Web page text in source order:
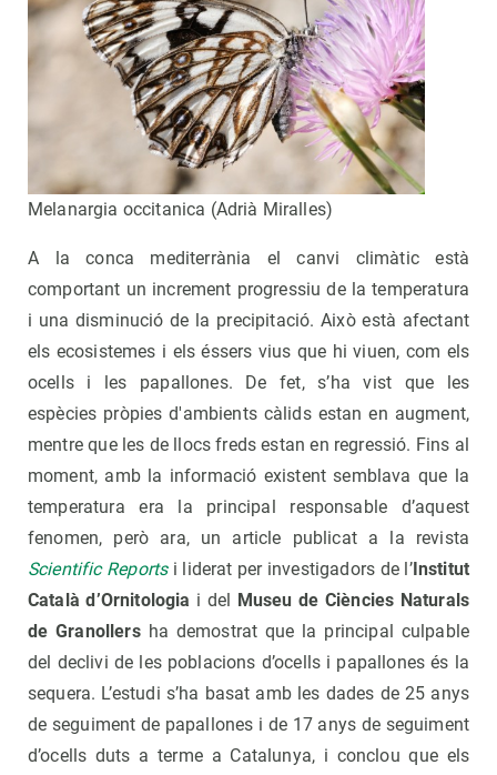
Melanargia occitanica (Adrià Miralles)
A la conca mediterrània el canvi climàtic està
comportant un increment progressiu de la temperatura
i una disminució de la precipitació. Això està afectant
els ecosistemes i els éssers vius que hi viuen, com els
ocells i les papallones. De fet, s’ha vist que les
espècies pròpies d'ambients càlids estan en augment,
mentre que les de llocs freds estan en regressió. Fins al
moment, amb la informació existent semblava que la
temperatura era la principal responsable d’aquest
fenomen, però ara, un article publicat a la revista
Scientific Reportsi liderat per investigadors de l’Institut
Català d’Ornitologia i del
Museu de Ciències Naturals
de Granollersha demostrat que la principal culpable
del declivi de les poblacions d’ocells i papallones és la
sequera. L’estudi s’ha basat amb les dades de 25 anys
de seguiment de papallones i de 17 anys de seguiment
d’ocells duts a terme a Catalunya, i conclou que els